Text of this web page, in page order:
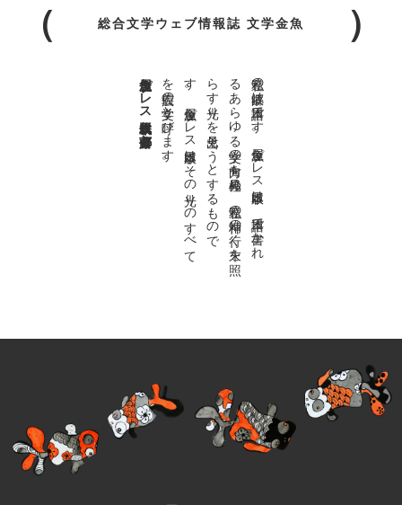
総合文学ウェブ情報誌 文学金魚
私達の
故郷は
日本語で
す
。
金魚屋プ
レ
ス
日本版は
、
日本語で
書か
れ
る
あ
ら
ゆ
る
文学の
方向を
見極め
、
私達の
精神の
行く
末を
照
ら
す
光り
を
見出そ
う
と
す
る
も
の
で
す
。
金魚屋プ
レ
ス
日本版は
そ
の
光り
の
す
べ
て
を
広義の
文学と
呼び
ま
す
。
金魚屋プレス日本版代表 齋藤都